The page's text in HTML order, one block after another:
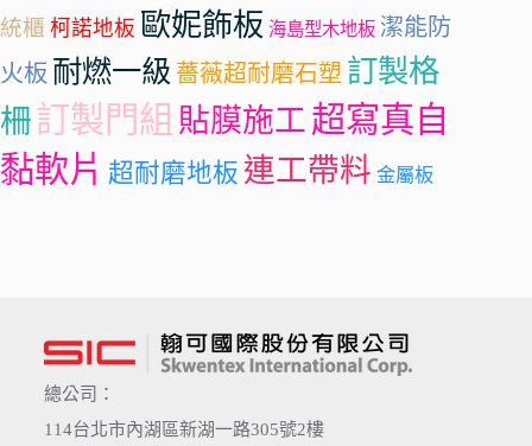
統櫃 柯諾地板 歐妮飾板 海島型木地板 潔能防
火板 耐燃一級 薔薇超耐磨石塑 訂製格
柵訂製門組 貼膜施工 超寫真自
黏軟片 超耐磨地板 連工帶料 金屬板
總公司：
114台北市內湖區新湖一路305號2樓